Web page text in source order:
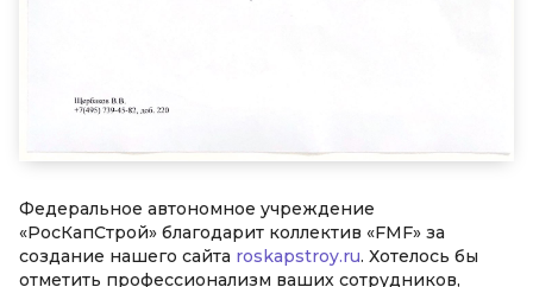
Федеральное автономное учреждение
«РосКапСтрой» благодарит коллектив «FMF» за
создание нашего сайта roskapstroy.ru. Хотелось бы
отметить профессионализм ваших сотрудников,